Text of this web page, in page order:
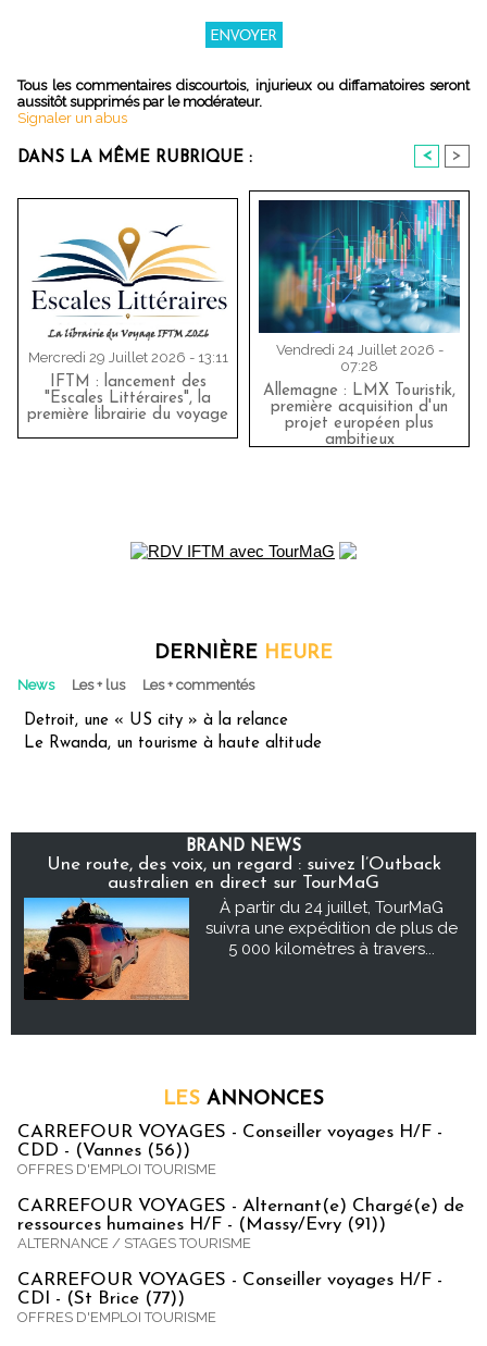
Tous les commentaires discourtois, injurieux ou diffamatoires seront
aussitôt supprimés par le modérateur.
Signaler un abus
DANS LA MÊME RUBRIQUE : < >
Mercredi 29 Juillet 2026 - 13:11
IFTM : lancement des
"Escales Littéraires", la
première librairie du voyage
Vendredi 24 Juillet 2026 -
07:28
Allemagne : LMX Touristik,
première acquisition d'un
projet européen plus
ambitieux
DERNIÈRE HEURE
News Les + lus Les + commentés
Detroit, une « US city » à la relance
Le Rwanda, un tourisme à haute altitude
BRAND NEWS
Une route, des voix, un regard : suivez l’Outback
australien en direct sur TourMaG
À partir du 24 juillet, TourMaG
suivra une expédition de plus de
5 000 kilomètres à travers...
LES ANNONCES
CARREFOUR VOYAGES - Conseiller voyages H/F -
CDD - (Vannes (56))
OFFRES D'EMPLOI TOURISME
CARREFOUR VOYAGES - Alternant(e) Chargé(e) de
ressources humaines H/F - (Massy/Evry (91))
ALTERNANCE / STAGES TOURISME
CARREFOUR VOYAGES - Conseiller voyages H/F -
CDI - (St Brice (77))
OFFRES D'EMPLOI TOURISME